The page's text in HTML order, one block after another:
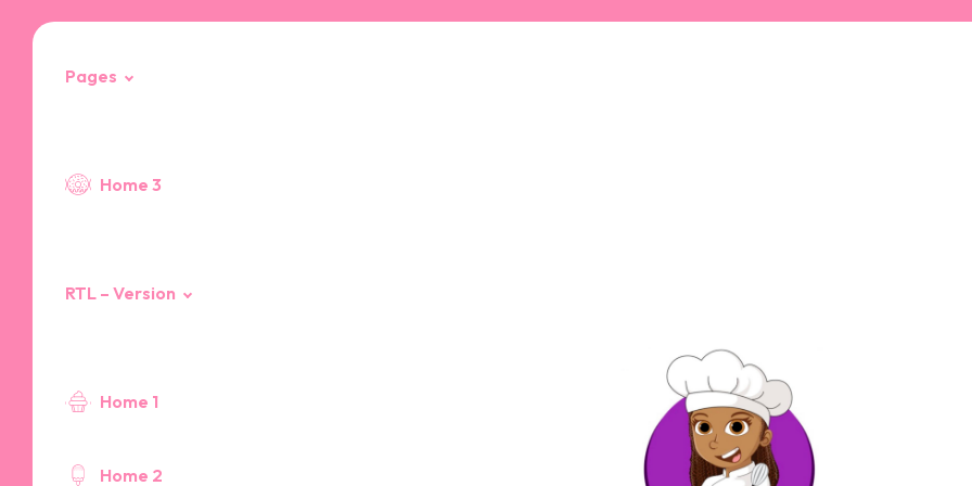
Pages
404 Page
Home 3
RTL – Version
Home 1
Home 2